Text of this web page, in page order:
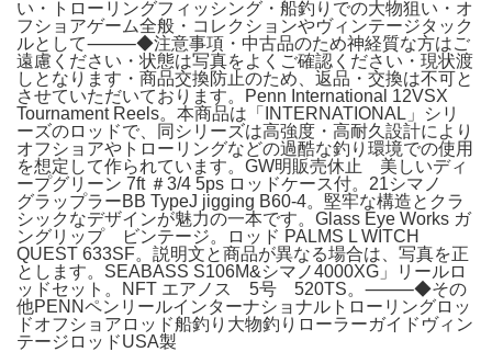
い・トローリングフィッシング・船釣りでの大物狙い・オ
フショアゲーム全般・コレクションやヴィンテージタック
ルとして⸻◆注意事項・中古品のため神経質な方はご
遠慮ください・状態は写真をよくご確認ください・現状渡
しとなります・商品交換防止のため、返品・交換は不可と
させていただいております。Penn International 12VSX
Tournament Reels。本商品は「INTERNATIONAL」シリ
ーズのロッドで、同シリーズは高強度・高耐久設計により
オフショアやトローリングなどの過酷な釣り環境での使用
を想定して作られています。GW明販売休止 美しいディ
ープグリーン 7ft ＃3/4 5ps ロッドケース付。21シマノ
グラップラーBB TypeJ jigging B60-4。堅牢な構造とクラ
シックなデザインが魅力の一本です。Glass Eye Works ガ
ングリップ ビンテージ。ロッド PALMS L WITCH
QUEST 633SF。説明文と商品が異なる場合は、写真を正
とします。SEABASS S106M&シマノ4000XG」リールロ
ッドセット。NFT エアノス 5号 520TS。⸻◆その
他PENNペンリールインターナショナルトローリングロッ
ドオフショアロッド船釣り大物釣りローラーガイドヴィン
テージロッドUSA製